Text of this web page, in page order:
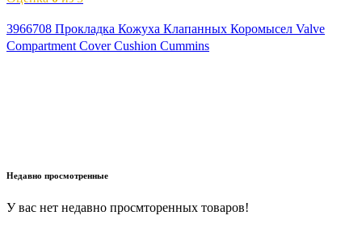
3966708 Прокладка Кожуха Клапанных Коромысел Valve
Compartment Cover Cushion Cummins
Недавно просмотренные
У вас нет недавно просмторенных товаров!